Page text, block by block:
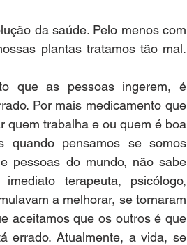
da saúde. Pelo menos com
plantas tratamos tão mal.
que as pessoas ingerem, é
Por mais medicamento que
quem trabalha e ou quem é boa
quando pensamos se somos
pessoas do mundo, não sabe
terapeuta, psicólogo,
a melhorar, se tornaram
aceitamos que os outros é que
errado. Atualmente, a vida, se